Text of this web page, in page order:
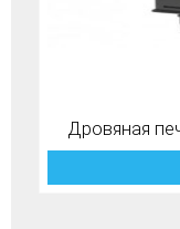
Дровяная